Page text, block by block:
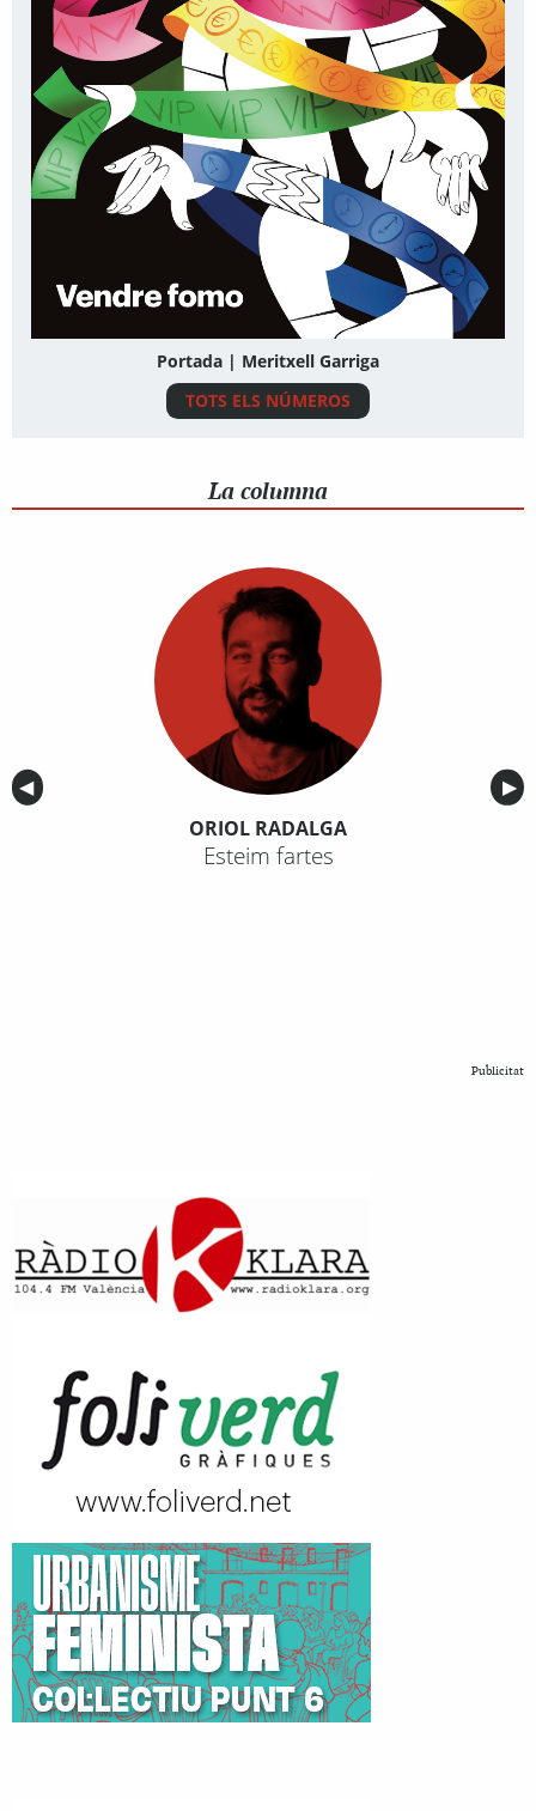
Portada | Meritxell Garriga
TOTS ELS NÚMEROS
La columna
Anterior
◀︎ ▶︎
ORIOL RADALGA
Esteim fartes
Publicitat